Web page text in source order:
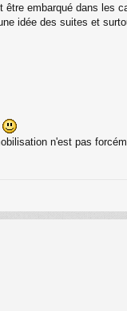
embarqué dans les
idée des suites et
n'est pas